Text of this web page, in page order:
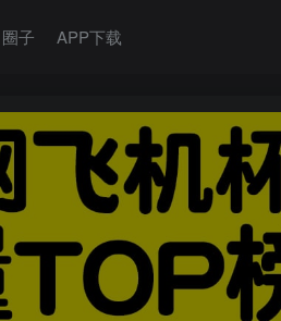
圈子 APP下载